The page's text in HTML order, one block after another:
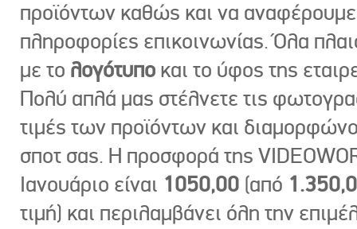
προϊόντων καθώς και να
πληροφορίες επικοινωνίας. Όλα
με το λογότυπο και το ύφος της
Πολύ απλά μας στέλνετε τις
τιμές των προϊόντων και
σποτ σας. Η προσφορά της
Ιανουάριο είναι 1050,00 (από
τιμή) και περιλαμβάνει όλη την